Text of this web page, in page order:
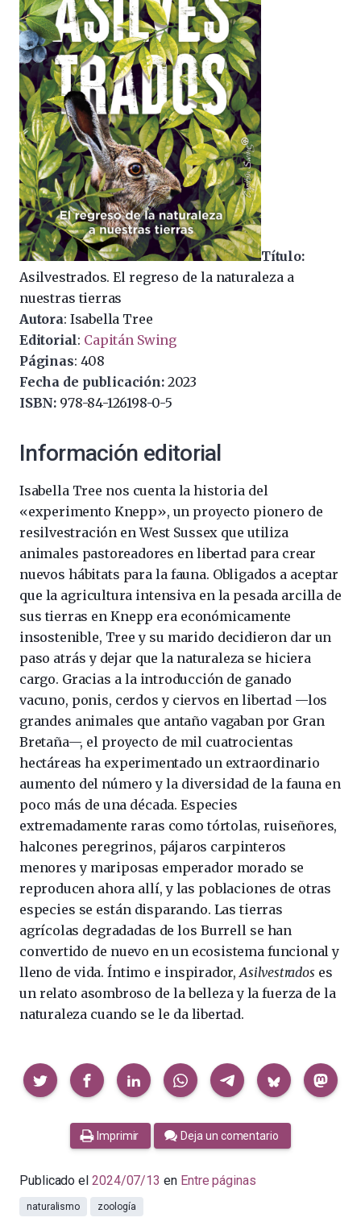
Título:
Asilvestrados. El regreso de la naturaleza a
nuestras tierras
Autora: Isabella Tree
Editorial: Capitán Swing
Páginas: 408
Fecha de publicación:2023
ISBN: 978-84-126198-0-5
Información editorial
Isabella Tree nos cuenta la historia del
«experimento Knepp», un proyecto pionero de
resilvestración en West Sussex que utiliza
animales pastoreadores en libertad para crear
nuevos hábitats para la fauna. Obligados a aceptar
que la agricultura intensiva en la pesada arcilla de
sus tierras en Knepp era económicamente
insostenible, Tree y su marido decidieron dar un
paso atrás y dejar que la naturaleza se hiciera
cargo. Gracias a la introducción de ganado
vacuno, ponis, cerdos y ciervos en libertad —los
grandes animales que antaño vagaban por Gran
Bretaña—, el proyecto de mil cuatrocientas
hectáreas ha experimentado un extraordinario
aumento del número y la diversidad de la fauna en
poco más de una década. Especies
extremadamente raras como tórtolas, ruiseñores,
halcones peregrinos, pájaros carpinteros
menores y mariposas emperador morado se
reproducen ahora allí, y las poblaciones de otras
especies se están disparando. Las tierras
agrícolas degradadas de los Burrell se han
convertido de nuevo en un ecosistema funcional y
lleno de vida. Íntimo e inspirador,Asilvestrados es
un relato asombroso de la belleza y la fuerza de la
naturaleza cuando se le da libertad.
Compartir
Imprimir Deja un comentario
Publicado el 2024/07/13 en Entre páginas
naturalismo zoología